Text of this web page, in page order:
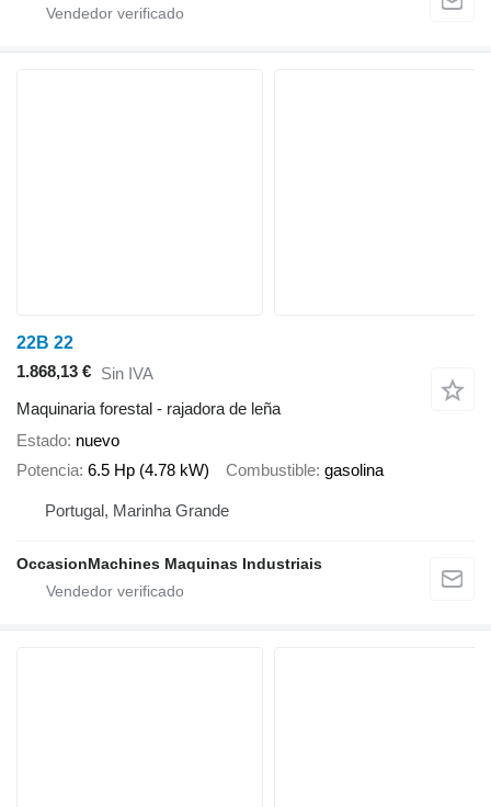
22B 22
1.868,13 € Sin IVA
Maquinaria forestal - rajadora de leña
Estado nuevo
Potencia 6.5 Hp (4.78 kW) Combustible gasolina
Portugal, Marinha Grande
OccasionMachines Maquinas Industriais